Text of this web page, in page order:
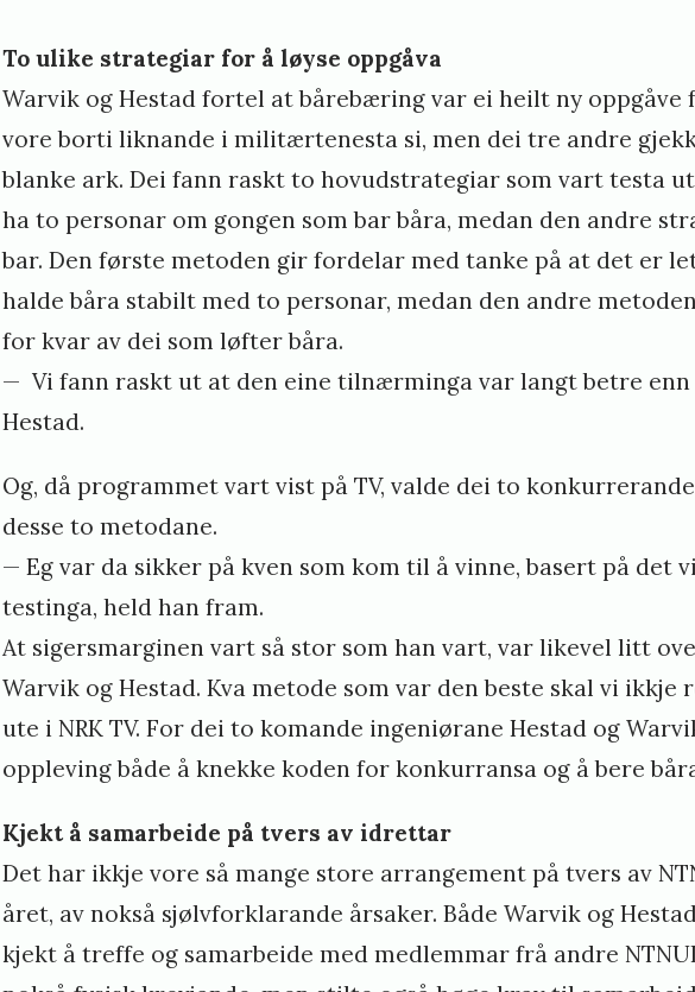
To ulike strategiar for å løyse oppgåva
Warvik og Hestad fortel at bårebæring var ei heilt ny oppgåve
vore borti liknande i militærtenesta si, men dei tre andre
blanke ark. Dei fann raskt to hovudstrategiar som vart testa
ha to personar om gongen som bar båra, medan den andre
bar. Den første metoden gir fordelar med tanke på at det er
halde båra stabilt med to personar, medan den andre
for kvar av dei som løfter båra.
— Vi fann raskt ut at den eine tilnærminga var langt betre enn
Hestad.
Og, då programmet vart vist på TV, valde dei to
desse to metodane.
— Eg var da sikker på kven som kom til å vinne, basert på det
testinga, held han fram.
At sigersmarginen vart så stor som han vart, var likevel litt
Warvik og Hestad. Kva metode som var den beste skal vi ikkje
ute i NRK TV. For dei to komande ingeniørane Hestad og
oppleving både å knekke koden for konkurransa og å bere
Kjekt å samarbeide på tvers av idrettar
Det har ikkje vore så mange store arrangement på tvers av
året, av nokså sjølvforklarande årsaker. Både Warvik og
kjekt å treffe og samarbeide med medlemmar frå andre